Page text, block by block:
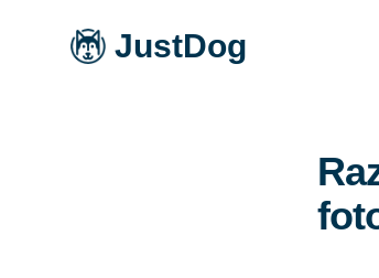
JustDog